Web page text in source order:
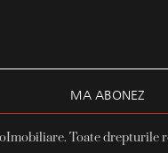
MA ABONEZ
Toate drepturile